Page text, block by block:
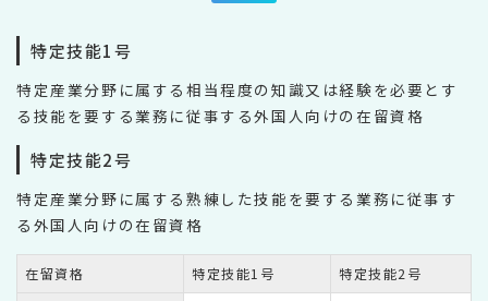
特定技能1号
特定産業分野に属する相当程度の知識又は経験を必要とす
る技能を要する業務に従事する外国人向けの在留資格
特定技能2号
特定産業分野に属する熟練した技能を要する業務に従事す
る外国人向けの在留資格
在留資格 特定技能1号 特定技能2号